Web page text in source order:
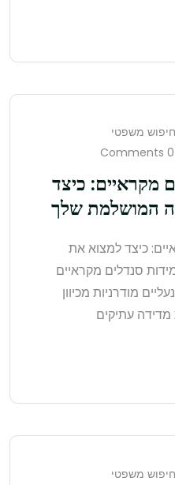
מקראיים: כיצד
המושלמת שלך
כיצד למצוא את
סנדלים מקראיים
מודרניות מכיוון
עתיקים